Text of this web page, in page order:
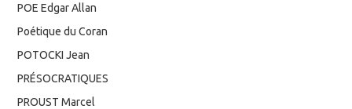
POE Edgar Allan
Poétique du Coran
POTOCKI Jean
PRÉSOCRATIQUES
PROUST Marcel